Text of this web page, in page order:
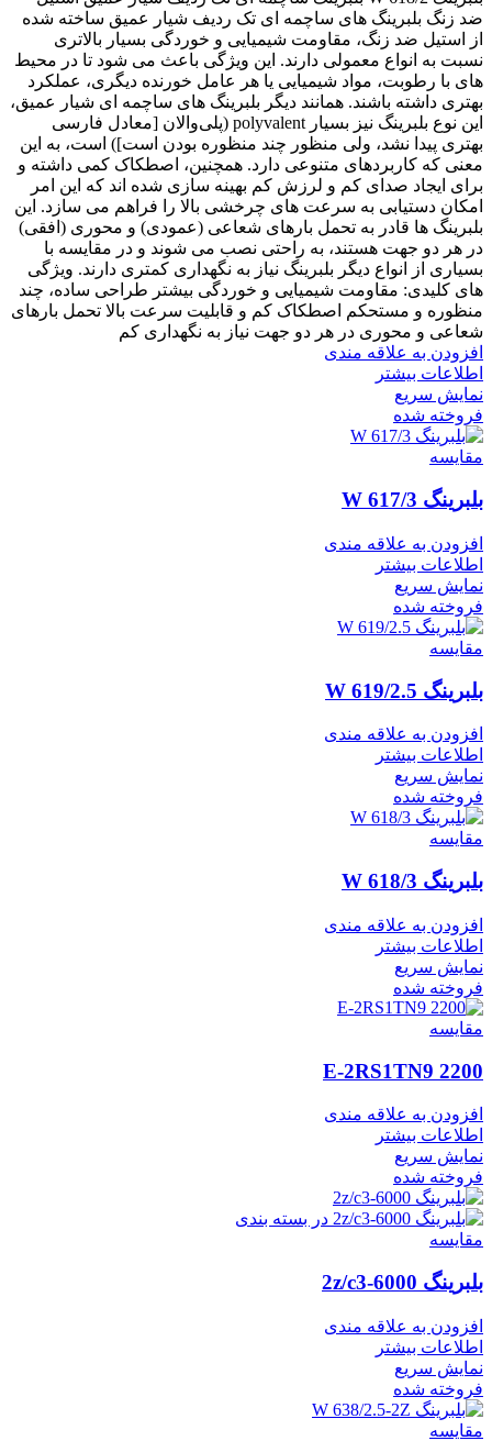
ضد زنگ بلبرینگ های ساچمه ای تک ردیف شیار عمیق ساخته شده
از استیل ضد زنگ، مقاومت شیمیایی و خوردگی بسیار بالاتری
نسبت به انواع معمولی دارند. این ویژگی باعث می شود تا در محیط
های با رطوبت، مواد شیمیایی یا هر عامل خورنده دیگری، عملکرد
بهتری داشته باشند. همانند دیگر بلبرینگ های ساچمه ای شیار عمیق،
این نوع بلبرینگ نیز بسیار polyvalent (پلی‌والان [معادل فارسی
بهتری پیدا نشد، ولی منظور چند منظوره بودن است]) است، به این
معنی که کاربردهای متنوعی دارد. همچنین، اصطکاک کمی داشته و
برای ایجاد صدای کم و لرزش کم بهینه سازی شده اند که این امر
امکان دستیابی به سرعت های چرخشی بالا را فراهم می سازد. این
بلبرینگ ها قادر به تحمل بارهای شعاعی (عمودی) و محوری (افقی)
در هر دو جهت هستند، به راحتی نصب می شوند و در مقایسه با
بسیاری از انواع دیگر بلبرینگ نیاز به نگهداری کمتری دارند. ویژگی
های کلیدی: مقاومت شیمیایی و خوردگی بیشتر طراحی ساده، چند
منظوره و مستحکم اصطکاک کم و قابلیت سرعت بالا تحمل بارهای
شعاعی و محوری در هر دو جهت نیاز به نگهداری کم
افزودن به علاقه مندی
اطلاعات بیشتر
نمایش سریع
فروخته شده
مقايسه
بلبرینگ W 617/3
افزودن به علاقه مندی
اطلاعات بیشتر
نمایش سریع
فروخته شده
مقايسه
بلبرینگ W 619/2.5
افزودن به علاقه مندی
اطلاعات بیشتر
نمایش سریع
فروخته شده
مقايسه
بلبرینگ W 618/3
افزودن به علاقه مندی
اطلاعات بیشتر
نمایش سریع
فروخته شده
مقايسه
2200 E-2RS1TN9
افزودن به علاقه مندی
اطلاعات بیشتر
نمایش سریع
فروخته شده
مقايسه
بلبرینگ 6000-2z/c3
افزودن به علاقه مندی
اطلاعات بیشتر
نمایش سریع
فروخته شده
مقايسه